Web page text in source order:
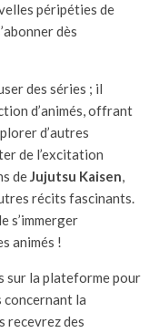
péripéties de
dès
des séries ; il
d’animés, offrant
d’autres
de l’excitation
deJujutsu Kaisen,
récits fascinants.
s’immerger
animés !
sur la plateforme pour
la
recevrez des